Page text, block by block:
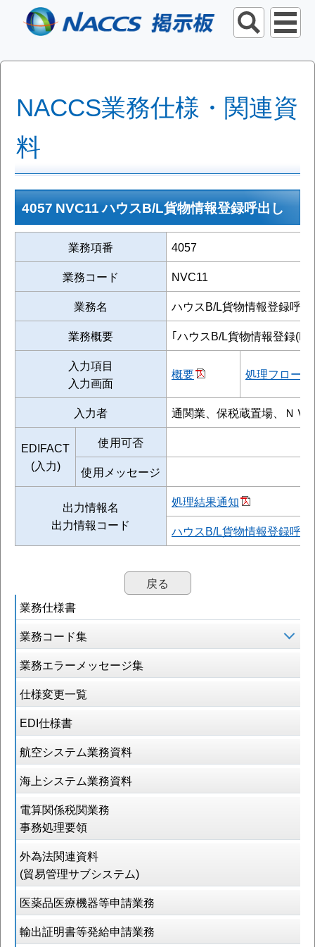
NACCS業務仕様・関連資
料
業務仕様書
業務コード集
業務エラーメッセージ集
仕様変更一覧
EDI仕様書
航空システム業務資料
海上システム業務資料
電算関係税関業務
事務処理要領
外為法関連資料
(貿易管理サブシステム)
医薬品医療機器等申請業務
輸出証明書等発給申請業務
4057 NVC11 ハウスB/L貨物情報登録呼出し
業務項番
4057
業務コード
NVC11
業務名
ハウスB/L貨物情報登録呼
業務概要
｢ハウスB/L貨物情報登録
入力項目
入力画面
概要 処理フロー
入力者 通関業、保税蔵置場、ＮＶ
EDIFACT
(入力)
使用可否
使用メッセージ
出力情報名
出力情報コード
処理結果通知
ハウスB/L貨物情報登録呼
戻る